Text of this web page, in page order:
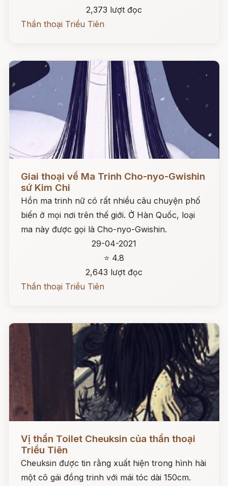
2,373 lượt đọc
Thần thoại Triều Tiên
Giai thoại về Ma Trinh Cho-nyo-Gwishin
sứ Kim Chi
Hồn ma trinh nữ có rất nhiều câu chuyện phố
biến ở mọi nơi trên thế giới. Ở Hàn Quốc, loại
ma này được gọi là Cho-nyo-Gwishin.
29-04-2021
⭐ 4.8
2,643 lượt đọc
Thần thoại Triều Tiên
Đọc ngay
Vị thần Toilet Cheuksin của thần thoại
Triều Tiên
Cheuksin được tin rằng xuất hiện trong hình hài
một cô gái đồng trinh với mái tóc dài 150cm.